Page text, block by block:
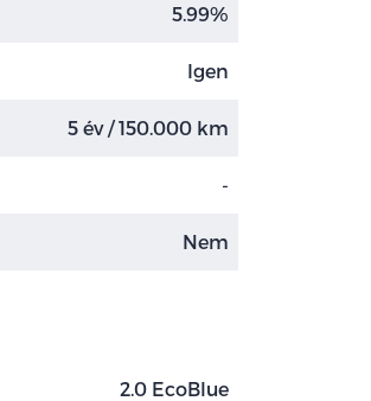
5.99%
Igen
5 év / 150.000 km
-
Nem
2.0 EcoBlue